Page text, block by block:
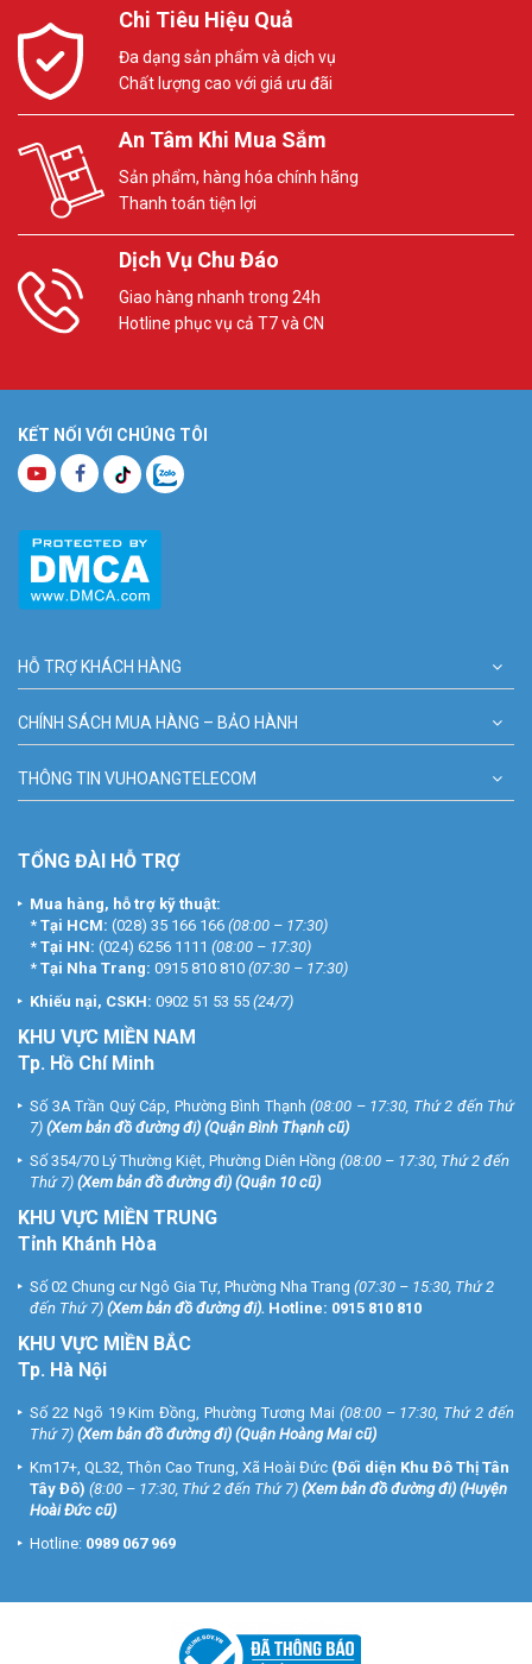
Chi Tiêu Hiệu Quả
Đa dạng sản phẩm và dịch vụ
Chất lượng cao với giá ưu đãi
An Tâm Khi Mua Sắm
Sản phẩm, hàng hóa chính hãng
Thanh toán tiện lợi
Dịch Vụ Chu Đáo
Giao hàng nhanh trong 24h
Hotline phục vụ cả T7 và CN
KẾT NỐI VỚI CHÚNG TÔI
HỖ TRỢ KHÁCH HÀNG
CHÍNH SÁCH MUA HÀNG – BẢO HÀNH
THÔNG TIN VUHOANGTELECOM
TỔNG ĐÀI HỖ TRỢ
Mua hàng, hỗ trợ kỹ thuật:
* Tại HCM: (028) 35 166 166 (08:00 – 17:30)
* Tại HN: (024) 6256 1111 (08:00 – 17:30)
* Tại Nha Trang: 0915 810 810 (07:30 – 17:30)
Khiếu nại, CSKH: 0902 51 53 55 (24/7)
KHU VỰC MIỀN NAM
Tp. Hồ Chí Minh
Số 3A Trần Quý Cáp, Phường Bình Thạnh (08:00 – 17:30, Thứ 2 đến Thứ
7) (Xem bản đồ đường đi) (Quận Bình Thạnh cũ)
Số 354/70 Lý Thường Kiệt, Phường Diên Hồng (08:00 – 17:30, Thứ 2 đến
Thứ 7) (Xem bản đồ đường đi) (Quận 10 cũ)
KHU VỰC MIỀN TRUNG
Tỉnh Khánh Hòa
Số 02 Chung cư Ngô Gia Tự, Phường Nha Trang (07:30 – 15:30, Thứ 2
đến Thứ 7) (Xem bản đồ đường đi). Hotline: 0915 810 810
KHU VỰC MIỀN BẮC
Tp. Hà Nội
Số 22 Ngõ 19 Kim Đồng, Phường Tương Mai (08:00 – 17:30, Thứ 2 đến
Thứ 7) (Xem bản đồ đường đi) (Quận Hoàng Mai cũ)
Km17+, QL32, Thôn Cao Trung, Xã Hoài Đức (Đối diện Khu Đô Thị Tân
Tây Đô) (8:00 – 17:30, Thứ 2 đến Thứ 7) (Xem bản đồ đường đi) (Huyện
Hoài Đức cũ)
Hotline: 0989 067 969